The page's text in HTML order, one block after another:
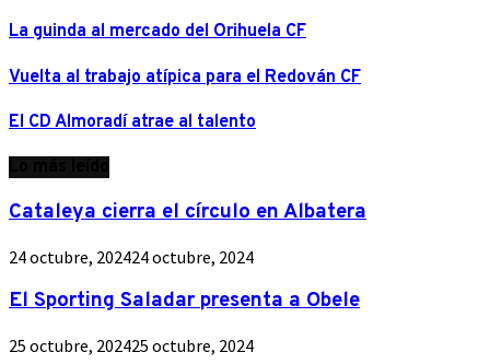
La guinda al mercado del Orihuela CF
Vuelta al trabajo atípica para el Redován CF
El CD Almoradí atrae al talento
Cataleya cierra el círculo en Albatera
24 octubre, 202424 octubre, 2024
El Sporting Saladar presenta a Obele
25 octubre, 202425 octubre, 2024